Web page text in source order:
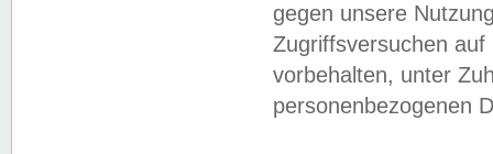
gegen unsere
Zugriffsversuchen
vorbehalten, unter
personenbezogenen